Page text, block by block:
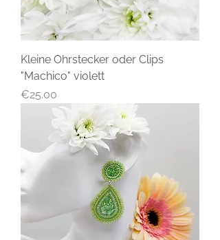
Kleine Ohrstecker oder Clips
"Machico" violett
Price
€25.00